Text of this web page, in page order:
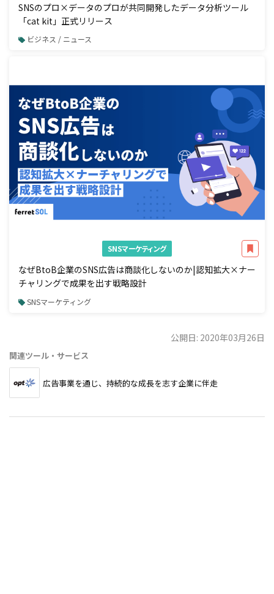
SNSのプロ×データのプロが共同開発したデータ分析ツール
「cat kit」正式リリース
ビジネス / ニュース
SNSマーケティング
なぜBtoB企業のSNS広告は商談化しないのか|認知拡大×ナー
チャリングで成果を出す戦略設計
SNSマーケティング
公開日: 2020年03月26日
関連ツール・サービス
広告事業を通じ、持続的な成長を志す企業に伴走